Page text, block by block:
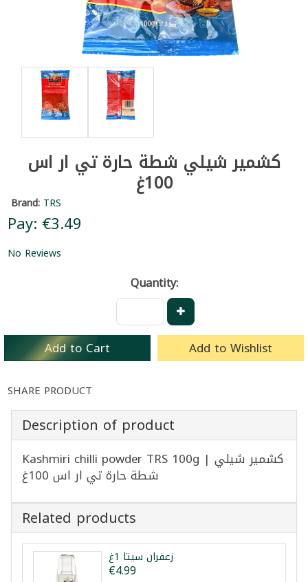
كشمير شيلي شطة حارة تي ار اس
100غ
Brand: TRS
Pay: €3.49
No Reviews
Quantity:
Add to Cart Add to Wishlist
SHARE PRODUCT
Description of product
Kashmiri chilli powder TRS 100g | كشمير شيلي
شطة حارة تي ار اس 100غ
Related products
زعفران سيتا 1غ
€4.99